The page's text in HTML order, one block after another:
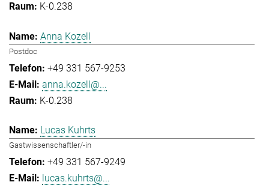
K-0.238
Anna Kozell
Postdoc
+49 331 567-9253
anna.kozell@...
K-0.238
Lucas Kuhrts
Gastwissenschaftler/-in
+49 331 567-9249
lucas.kuhrts@...